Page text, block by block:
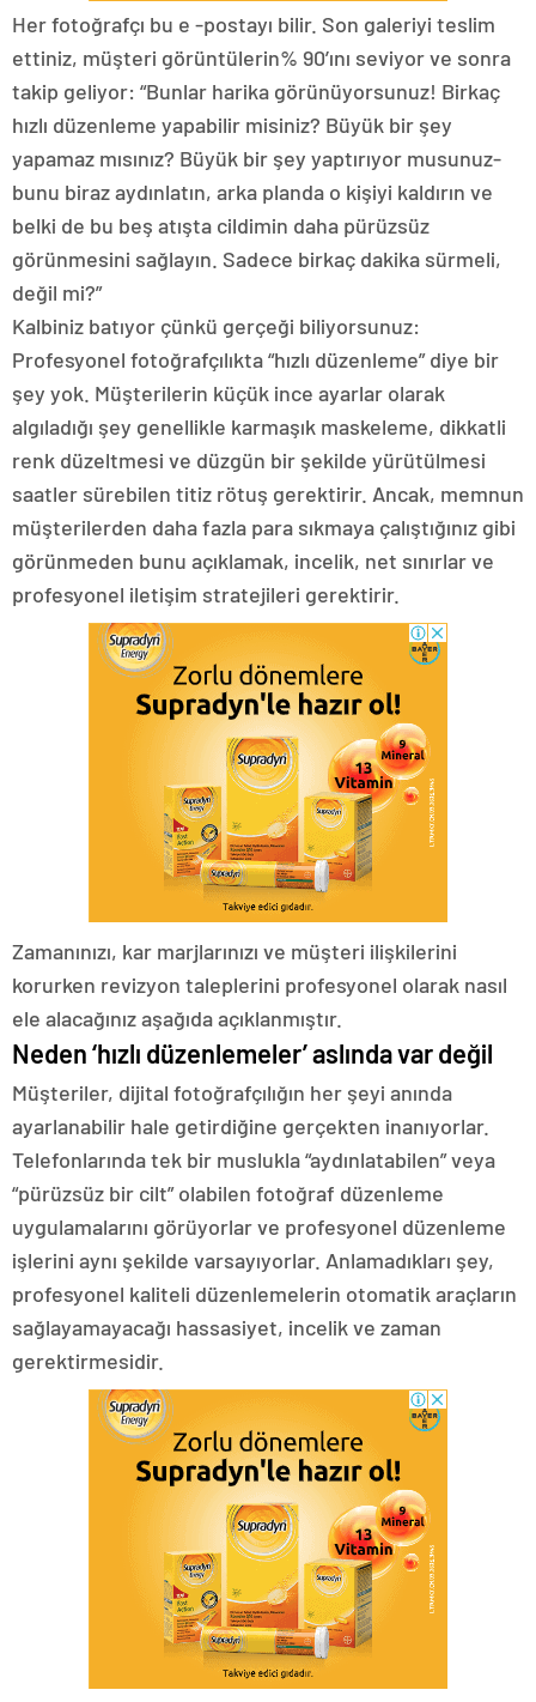
Her fotoğrafçı bu e -postayı bilir. Son galeriyi teslim
ettiniz, müşteri görüntülerin% 90’ını seviyor ve sonra
takip geliyor: “Bunlar harika görünüyorsunuz! Birkaç
hızlı düzenleme yapabilir misiniz? Büyük bir şey
yapamaz mısınız? Büyük bir şey yaptırıyor musunuz-
bunu biraz aydınlatın, arka planda o kişiyi kaldırın ve
belki de bu beş atışta cildimin daha pürüzsüz
görünmesini sağlayın. Sadece birkaç dakika sürmeli,
değil mi?”
Kalbiniz batıyor çünkü gerçeği biliyorsunuz:
Profesyonel fotoğrafçılıkta “hızlı düzenleme” diye bir
şey yok. Müşterilerin küçük ince ayarlar olarak
algıladığı şey genellikle karmaşık maskeleme, dikkatli
renk düzeltmesi ve düzgün bir şekilde yürütülmesi
saatler sürebilen titiz rötuş gerektirir. Ancak, memnun
müşterilerden daha fazla para sıkmaya çalıştığınız gibi
görünmeden bunu açıklamak, incelik, net sınırlar ve
profesyonel iletişim stratejileri gerektirir.
Zamanınızı, kar marjlarınızı ve müşteri ilişkilerini
korurken revizyon taleplerini profesyonel olarak nasıl
ele alacağınız aşağıda açıklanmıştır.
Neden ‘hızlı düzenlemeler’ aslında var değil
Müşteriler, dijital fotoğrafçılığın her şeyi anında
ayarlanabilir hale getirdiğine gerçekten inanıyorlar.
Telefonlarında tek bir muslukla “aydınlatabilen” veya
“pürüzsüz bir cilt” olabilen fotoğraf düzenleme
uygulamalarını görüyorlar ve profesyonel düzenleme
işlerini aynı şekilde varsayıyorlar. Anlamadıkları şey,
profesyonel kaliteli düzenlemelerin otomatik araçların
sağlayamayacağı hassasiyet, incelik ve zaman
gerektirmesidir.